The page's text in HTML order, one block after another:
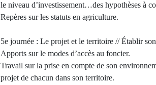
le niveau d’investissement…des hypothèses à
Repères sur les statuts en agriculture.
5e journée : Le projet et le territoire // Établir
Apports sur le modes d’accès au foncier.
Travail sur la prise en compte de son
projet de chacun dans son territoire.